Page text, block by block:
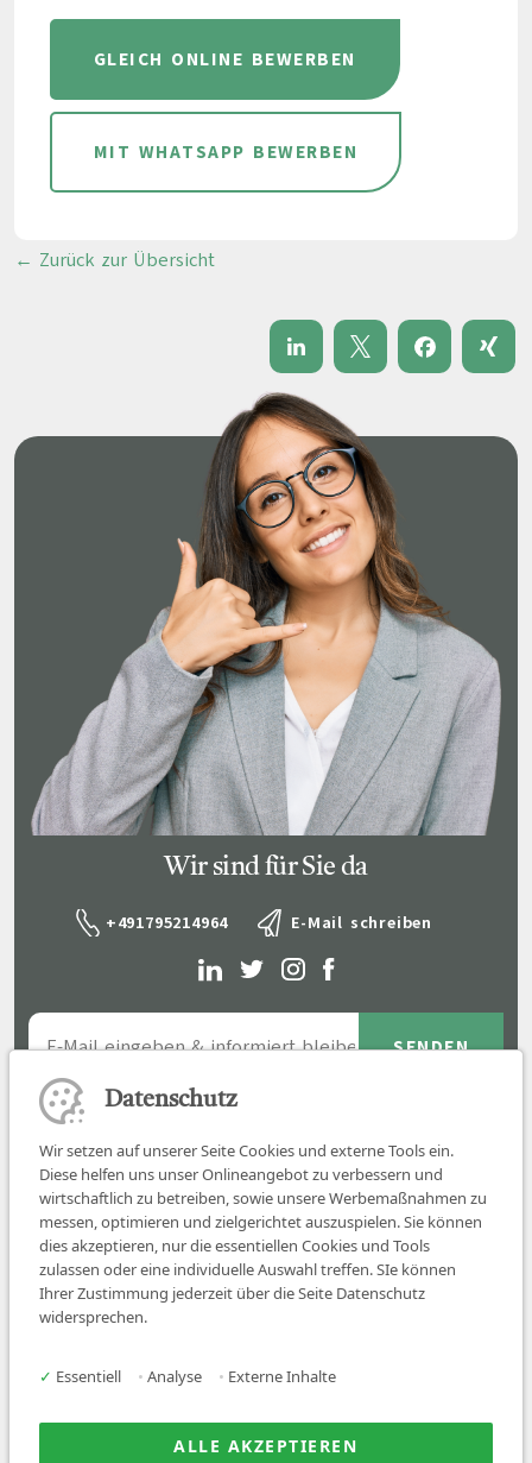
GLEICH ONLINE BEWERBEN
MIT WHATSAPP BEWERBEN
← Zurück zur Übersicht
Wir sind für Sie da
+491795214964 E-Mail schreiben
Job finden
Über uns
News
Datenschutz
Wir setzen auf unserer Seite Cookies und externe Tools ein.
Diese helfen uns unser Onlineangebot zu verbessern und
wirtschaftlich zu betreiben, sowie unsere Werbemaßnahmen zu
messen, optimieren und zielgerichtet auszuspielen. Sie können
dies akzeptieren, nur die essentiellen Cookies und Tools
zulassen oder eine individuelle Auswahl treffen. SIe können
Ihrer Zustimmung jederzeit über die Seite Datenschutz
widersprechen.
✓ Essentiell • Analyse • Externe Inhalte
ALLE AKZEPTIEREN